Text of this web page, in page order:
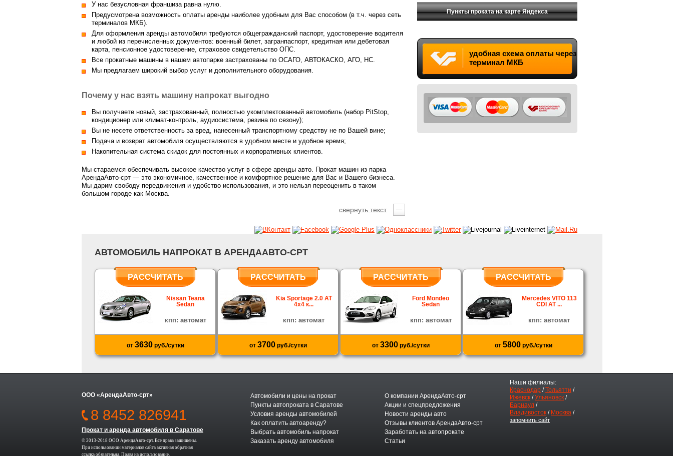
У нас безусловная франшиза равна нулю.
Предусмотрена возможность оплаты аренды наиболее удобным для Вас способом (в т.ч. через сеть
терминалов МКБ).
Для оформления аренды автомобиля требуются общегражданский паспорт, удостоверение водителя
и любой из перечисленных документов: военный билет, загранпаспорт, кредитная или дебетовая
карта, пенсионное удостоверение, страховое свидетельство ОПС.
Все прокатные машины в нашем автопарке застрахованы по ОСАГО, АВТОКАСКО, АГО, НС.
Мы предлагаем широкий выбор услуг и дополнительного оборудования.
Почему у нас взять машину напрокат выгодно
Вы получаете новый, застрахованный, полностью укомплектованный автомобиль (набор PitStop,
кондиционер или климат-контроль, аудиосистема, резина по сезону);
Вы не несете ответственность за вред, нанесенный транспортному средству не по Вашей вине;
Подача и возврат автомобиля осуществляются в удобном месте и удобное время;
Накопительная система скидок для постоянных и корпоративных клиентов.
Мы стараемся обеспечивать высокое качество услуг в сфере аренды авто. Прокат машин из парка
АрендаАвто-срт — это экономичное, качественное и комфортное решение для Вас и Вашего бизнеса.
Мы дарим свободу передвижения и удобство использования, и это нельзя переоценить в таком
большом городе как Москва.
свернуть текст
Пункты проката на карте Яндекса
удобная схема оплаты через
терминал МКБ
АВТОМОБИЛЬ НАПРОКАТ В АРЕНДААВТО-СРТ
РАССЧИТАТЬ
Nissan Teana
Sedan
кпп: автомат
от 3630руб./сутки
РАССЧИТАТЬ
Kia Sportage 2.0 AT
4х4 к...
кпп: автомат
от 3700руб./сутки
РАССЧИТАТЬ
Ford Mondeo
Sedan
кпп: автомат
от 3300руб./сутки
РАССЧИТАТЬ
Mercedes VITO 113
CDI AT ...
кпп: автомат
от 5800руб./сутки
ООО «АрендаАвто-срт»
8 8452 826941
Прокат и аренда автомобиля в Саратове
© 2013-2018 ООО АрендаАвто-срт. Все права защищены.
При использовании материалов сайта активная обратная
ссылка обязательна. Права на использование.
Автомобили и цены на прокат
Пункты автопроката в Саратове
Условия аренды автомобилей
Как оплатить автоаренду?
Выбрать автомобиль напрокат
Заказать аренду автомобиля
О компании АрендаАвто-срт
Акции и спецпредложения
Новости аренды авто
Отзывы клиентов АрендаАвто-срт
Заработать на автопрокате
Статьи
Наши филиалы:
Краснодар /Тольятти /
Ижевск /Ульяновск /
Барнаул /
Владивосток / Москва /
запомнить сайт